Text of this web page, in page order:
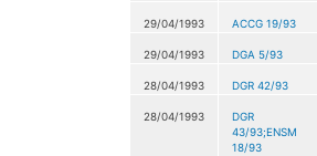
29/04/1993 ACCG 19/93
29/04/1993 DGA 5/93
28/04/1993 DGR 42/93
28/04/1993
DGR
43/93;ENSM
18/93